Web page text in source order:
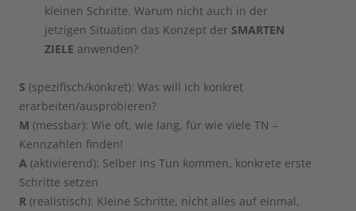
kleinen Schritte. Warum nicht auch in der
jetzigen Situation das Konzept der SMARTEN
ZIELE anwenden?
S (spezifisch/konkret): Was will ich konkret
erarbeiten/ausprobieren?
M (messbar): Wie oft, wie lang, für wie viele TN –
Kennzahlen finden!
A (aktivierend): Selber ins Tun kommen, konkrete erste
Schritte setzen
R (realistisch): Kleine Schritte, nicht alles auf einmal,